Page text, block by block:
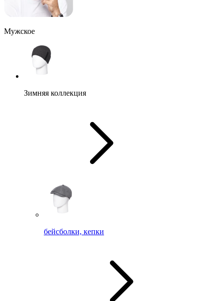
Мужское
Зимняя коллекция
бейсболки, кепки